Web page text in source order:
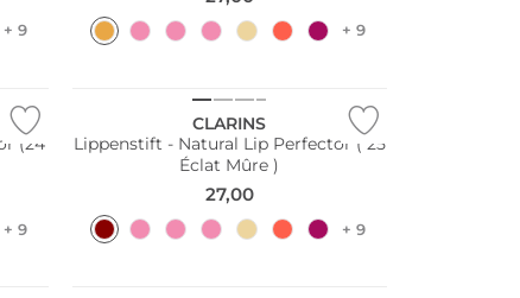
+ 9 + 9
(24
+ 9
CLARINS
Lippenstift - Natural Lip Perfector ( 25
Éclat Mûre )
27,00
+ 9